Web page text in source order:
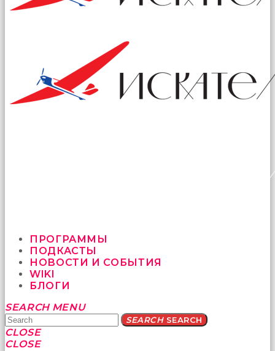
ПРОГРАММЫ
ПОДКАСТЫ
НОВОСТИ И СОБЫТИЯ
WIKI
БЛОГИ
Yatağa
bile
geçmeye
fırsat
SEARCH MENU
SEARCHSEARCH
CLOSE
CLOSE